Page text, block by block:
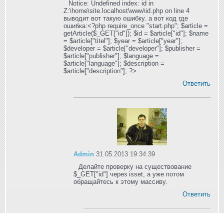
Notice: Undefined index: id in
Z:\home\site.localhost\www\id.php on line 4
выводит вот такую ошибку. а вот код где
ошибка:<?php require_once "start.php"; $article =
getArticle($_GET["id"]); $id = $article["id"]; $name
= $article["titel"]; $year = $article["year"];
$developer = $article["developer"]; $publisher =
$article["publisher"]; $language =
$article["language"]; $description =
$article["description"]; ?>
Ответить
Admin 31.05.2013 19:34:39
Делайте проверку на существование
$_GET["id"] через isset, а уже потом
обращайтесь к этому массиву.
Ответить